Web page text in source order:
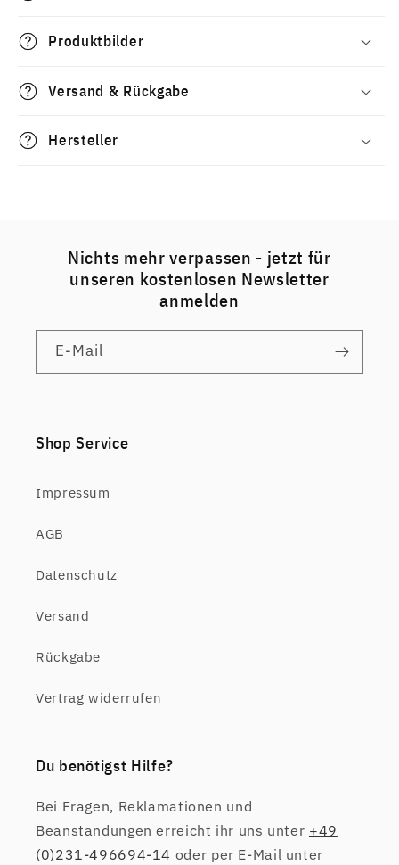
Produktbilder
Versand & Rückgabe
Hersteller
Nichts mehr verpassen - jetzt für
unseren kostenlosen Newsletter
anmelden
E-Mail
Shop Service
Impressum
AGB
Datenschutz
Versand
Rückgabe
Vertrag widerrufen
Du benötigst Hilfe?
Bei Fragen, Reklamationen und
Beanstandungen erreicht ihr uns unter +49
(0)231-496694-14 oder per E-Mail unter